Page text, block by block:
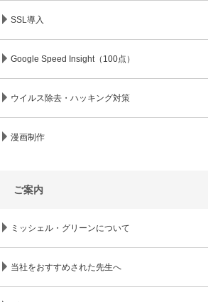
SSL導入
Google Speed Insight（100点）
ウイルス除去・ハッキング対策
漫画制作
ご案内
ミッシェル・グリーンについて
当社をおすすめされた先生へ